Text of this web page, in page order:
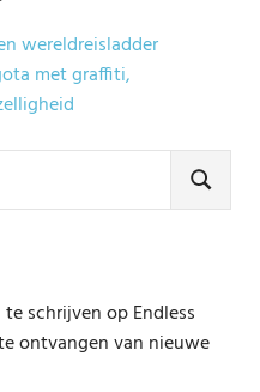
wereldreisladder
met graffiti,
SEARCH
schrijven op Endless
ontvangen van nieuwe